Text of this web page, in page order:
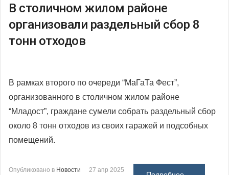
В столичном жилом районе
организовали раздельный сбор 8
тонн отходов
В рамках второго по очереди “МаГаТа Фест”,
организованного в столичном жилом районе
“Младост”, граждане сумели собрать раздельный сбор
около 8 тонн отходов из своих гаражей и подсобных
помещений.
Опубликовано в Новости 27 апр 2025